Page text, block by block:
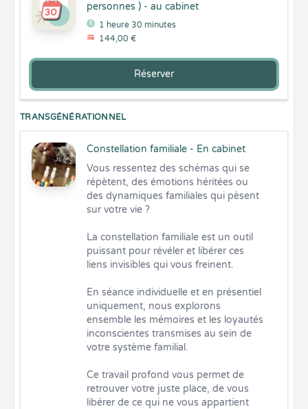
personnes ) - au cabinet
1 heure 30 minutes
144,00 €
Réserver
TRANSGÉNÉRATIONNEL
Constellation familiale - En cabinet
Vous ressentez des schémas qui se
répètent, des émotions héritées ou
des dynamiques familiales qui pèsent
sur votre vie ?
La constellation familiale est un outil
puissant pour révéler et libérer ces
liens invisibles qui vous freinent.
En séance individuelle et en présentiel
uniquement, nous explorons
ensemble les mémoires et les loyautés
inconscientes transmises au sein de
votre système familial.
Ce travail profond vous permet de
retrouver votre juste place, de vous
libérer de ce qui ne vous appartient